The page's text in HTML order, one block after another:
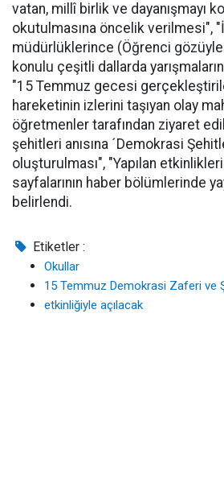
vatan, millî birlik ve dayanışmayı
okutulmasına öncelik verilmesi",
müdürlüklerince (Öğrenci gözüyle
konulu çeşitli dallarda
"15 Temmuz gecesi
hareketinin izlerini taşıyan olay
öğretmenler tarafından ziyaret
şehitleri anısına ´Demokrasi
oluşturulması", "Yapılan
sayfalarının haber bölümlerinde
belirlendi.
Etiketler :
Okullar
15 Temmuz Demokrasi Zaferi ve
etkinliğiyle açılacak